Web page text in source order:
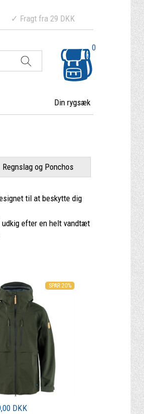
fra 29 DKK
Din rygsæk
0
Regnslag og Ponchos
til at beskytte dig
udkig efter en helt vandtæt
SPAR 20%
DKK